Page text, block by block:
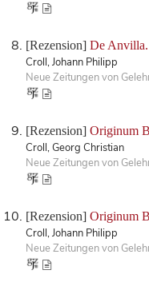
[Rezension] De
Croll, Johann Philipp
Neue Zeitungen von
[Rezension] Originum
Croll, Georg Christian
Neue Zeitungen von
[Rezension] Originum
Croll, Johann Philipp
Neue Zeitungen von